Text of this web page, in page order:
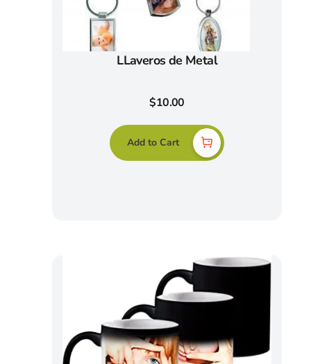
LLaveros de Metal
$10.00
Add to Cart